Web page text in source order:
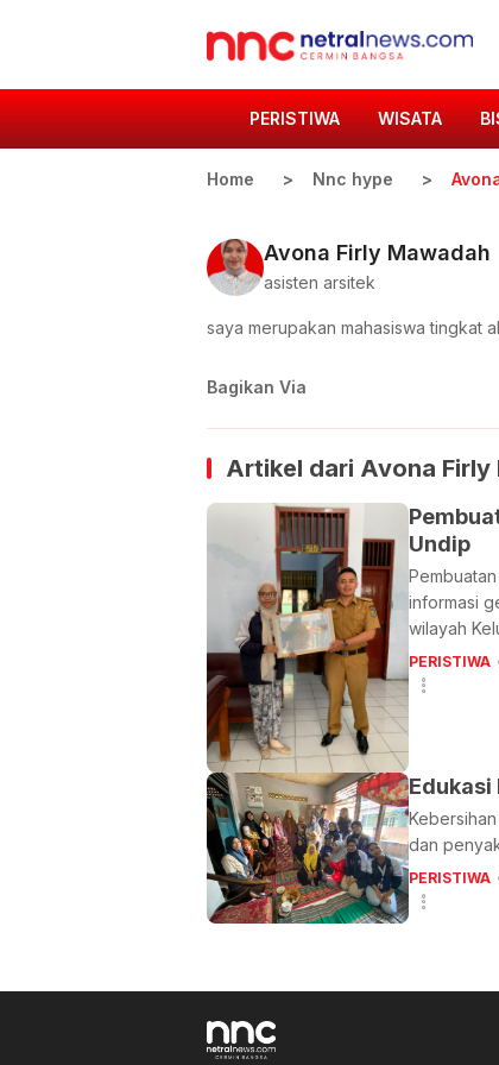
PERISTIWA WISATA
Home Nnc hype
Avona Firly Mawadah
asisten arsitek
saya merupakan mahasiswa tingkat
Bagikan Via
Artikel dari Avona Firly
Undip
informasi
wilayah
PERISTIWA
Edukasi
dan
PERISTIWA